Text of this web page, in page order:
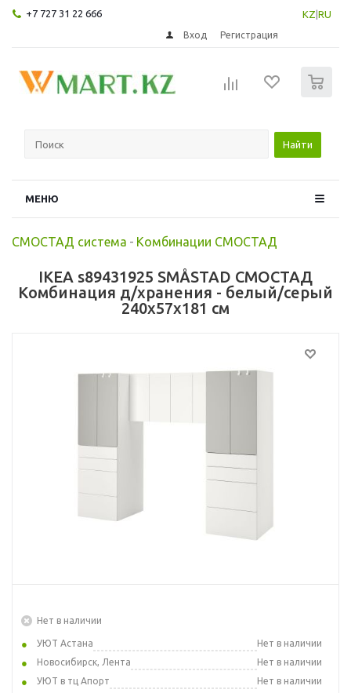
+7 727 31 22 666 KZ RU
Вход Регистрация
Найти
МЕНЮ
СМОСТАД система - Комбинации СМОСТАД
IKEA s89431925 SMÅSTAD СМОСТАД
Комбинация д/хранения - белый/серый
240x57x181 см
Нет в наличии
УЮТ Астана
Нет в наличии
Новосибирск, Лента
Нет в наличии
УЮТ в тц Апорт
Нет в наличии